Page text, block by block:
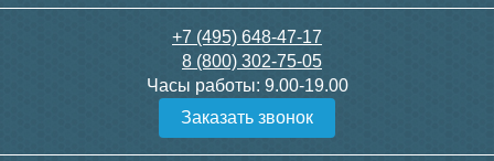
+7 (495) 648-47-17
8 (800) 302-75-05
Часы работы: 9.00-19.00
Заказать звонок